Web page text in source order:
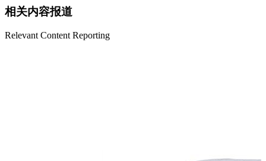
相关内容报道
Relevant Content Reporting